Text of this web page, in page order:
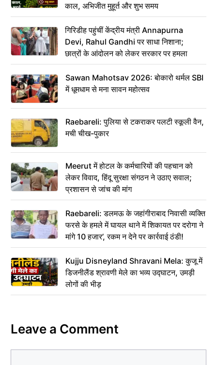
काल, अभिजीत मुहूर्त और शुभ समय
गिरिडीह पहुंचीं केंद्रीय मंत्री Annapurna
Devi, Rahul Gandhi पर साधा निशाना;
छात्रों के आंदोलन को लेकर सरकार पर हमला
Sawan Mahotsav 2026: बोकारो थर्मल SBI
में धूमधाम से मना सावन महोत्सव
Raebareli: पुलिया से टकराकर पलटी स्कूली वैन,
मची चीख-पुकार
Meerut में होटल के कर्मचारियों की पहचान को
लेकर विवाद, हिंदू सुरक्षा संगठन ने उठाए सवाल;
प्रशासन से जांच की मांग
Raebareli: डलमऊ के जहांगीराबाद निवासी व्यक्ति
फरसे के हमले में घायल थाने में शिकायत पर दरोगा ने
मांगे 10 हजार’, रकम न देने पर कार्रवाई ठंडी!
Kujju Disneyland Shravani Mela: कुजू में
डिजनीलैंड श्रावणी मेले का भव्य उद्घाटन, उमड़ी
लोगों की भीड़
Leave a Comment